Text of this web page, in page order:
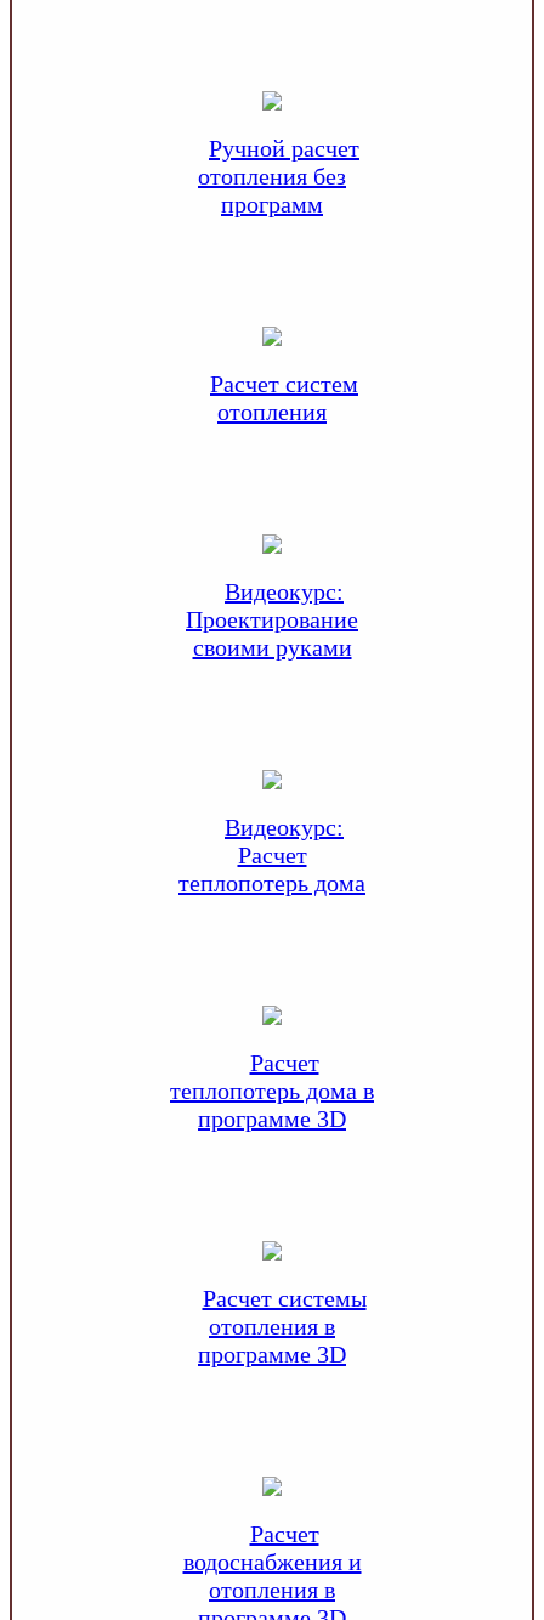
Ручной расчет
отопления без
программ
Расчет систем
отопления
Видеокурс:
Проектирование
своими руками
Видеокурс:
Расчет
теплопотерь дома
Расчет
теплопотерь дома в
программе 3D
Расчет системы
отопления в
программе 3D
Расчет
водоснабжения и
отопления в